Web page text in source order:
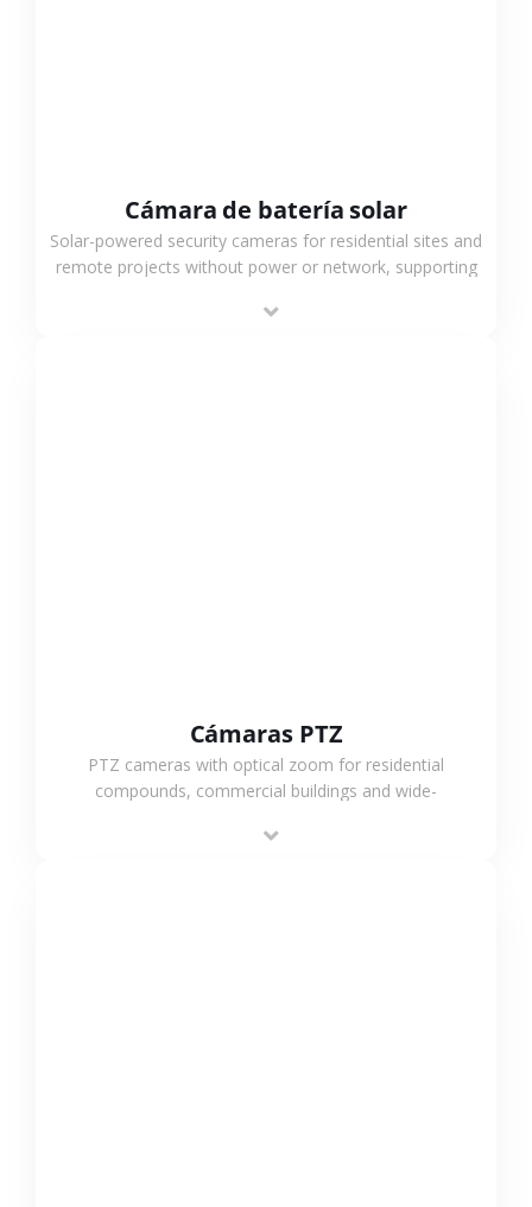
Cámara de batería solar
Solar-powered security cameras for residential sites and
remote projects without power or network, supporting
outdoor monitoring.
Cámaras PTZ
PTZ cameras with optical zoom for residential
compounds, commercial buildings and wide-
monitoring and flexible coverage.